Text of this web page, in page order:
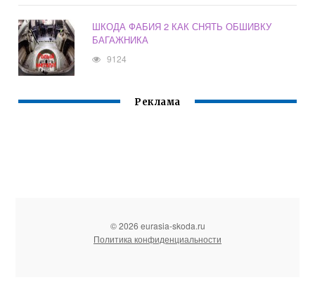
ШКОДА ФАБИЯ 2 КАК СНЯТЬ ОБШИВКУ
БАГАЖНИКА
9124
Реклама
© 2026 eurasia-skoda.ru
Политика конфиденциальности